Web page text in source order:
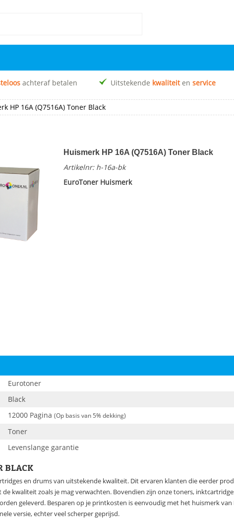
achteraf betalen Uitstekende kwaliteiten service
HP 16A (Q7516A) Toner Black
Huismerk HP 16A (Q7516A) Toner Black
Artikelnr: h-16a-bk
EuroToner Huismerk
Eurotoner
Black
12000 Pagina (Op basis van 5% dekking)
Toner
Levenslange garantie
BLACK
en drums van uitstekende kwaliteit. Dit ervaren klanten die eerder
de kwaliteit zoals je mag verwachten. Bovendien zijn onze toners,
geleverd. Besparen op je printkosten is eenvoudig met het huismerk
versie, echter veel scherper geprijsd.